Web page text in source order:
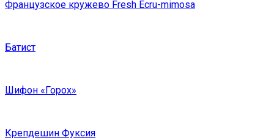
Французское кружево Fresh Ecru-mimosa
Батист
Шифон «Горох»
Крепдешин Фуксия